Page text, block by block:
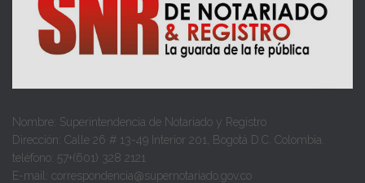
Nombre: Superintendencia de Notariado y Registro
Dirección: Calle 26 # 13-49 Interior 201, Bogotá D.C. Colombia.
teléfono: 57+(601) 328 2121
E-mail: correspondencia@supernotariado.gov.co